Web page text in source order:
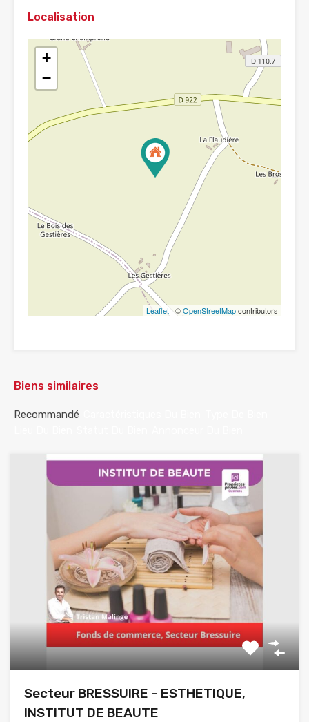
Localisation
+
−
Leaflet | ©OpenStreetMapcontributors
Biens similaires
Recommandé
Secteur BRESSUIRE – ESTHETIQUE,
INSTITUT DE BEAUTE